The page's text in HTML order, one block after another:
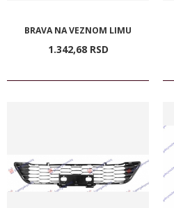
BRAVA NA VEZNOM LIMU
1.342,68 RSD